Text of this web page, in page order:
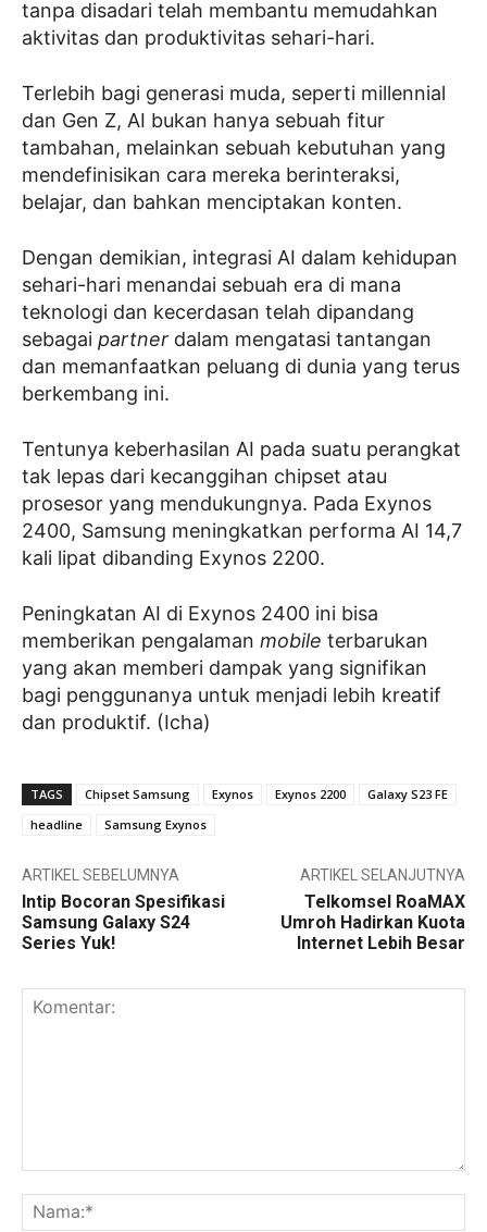
tanpa disadari telah membantu memudahkan
aktivitas dan produktivitas sehari-hari.
Terlebih bagi generasi muda, seperti millennial
dan Gen Z, AI bukan hanya sebuah fitur
tambahan, melainkan sebuah kebutuhan yang
mendefinisikan cara mereka berinteraksi,
belajar, dan bahkan menciptakan konten.
Dengan demikian, integrasi AI dalam kehidupan
sehari-hari menandai sebuah era di mana
teknologi dan kecerdasan telah dipandang
sebagai partner dalam mengatasi tantangan
dan memanfaatkan peluang di dunia yang terus
berkembang ini.
Tentunya keberhasilan AI pada suatu perangkat
tak lepas dari kecanggihan chipset atau
prosesor yang mendukungnya. Pada Exynos
2400, Samsung meningkatkan performa AI 14,7
kali lipat dibanding Exynos 2200.
Peningkatan AI di Exynos 2400 ini bisa
memberikan pengalaman mobile terbarukan
yang akan memberi dampak yang signifikan
bagi penggunanya untuk menjadi lebih kreatif
dan produktif. (Icha)
TAGS Chipset Samsung Exynos Exynos 2200
Galaxy S23 FE
headline
Samsung Exynos
ARTIKEL SEBELUMNYA
Intip Bocoran Spesifikasi
Samsung Galaxy S24
Series Yuk!
ARTIKEL SELANJUTNYA
Telkomsel RoaMAX
Umroh Hadirkan Kuota
Internet Lebih Besar